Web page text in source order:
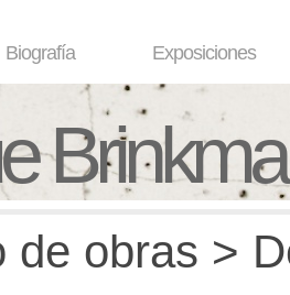
Biografía Exposiciones
de obras >